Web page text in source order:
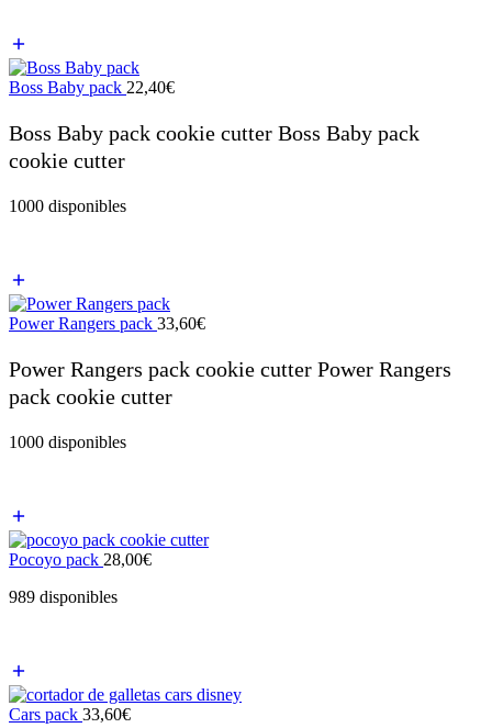
Boss Baby pack 22,40€
Boss Baby pack cookie cutter Boss Baby pack
cookie cutter
1000 disponibles
Power Rangers pack 33,60€
Power Rangers pack cookie cutter Power Rangers
pack cookie cutter
1000 disponibles
Pocoyo pack 28,00€
989 disponibles
Cars pack 33,60€